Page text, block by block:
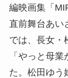
編映画集「
直前舞台あい
では、長女・
「やっと母
た。松田ゆう